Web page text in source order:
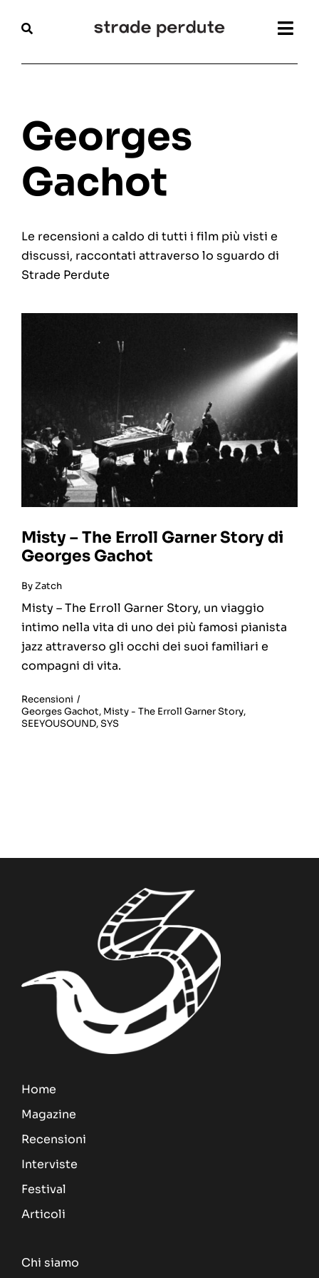
Magazine
Interviste
Festival
Articoli
Georges
Gachot
Le recensioni a caldo di tutti i film più visti e
discussi, raccontati attraverso lo sguardo di
Strade Perdute
Misty – The Erroll Garner Story di
Georges Gachot
ByZatch
Misty – The Erroll Garner Story, un viaggio
intimo nella vita di uno dei più famosi pianista
jazz attraverso gli occhi dei suoi familiari e
compagni di vita.
Recensioni /
Georges Gachot, Misty - The Erroll Garner Story,
SEEYOUSOUND,SYS
Home
Magazine
Recensioni
Interviste
Festival
Articoli
Chi siamo